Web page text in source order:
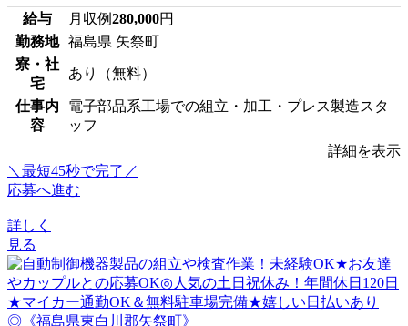
給与 月収例280,000円
勤務地 福島県 矢祭町
寮・社
宅
あり（無料）
仕事内
容
電子部品系工場での組立・加工・プレス製造スタ
ッフ
詳細を表示
＼最短45秒で完了／
応募へ進む
詳しく
見る